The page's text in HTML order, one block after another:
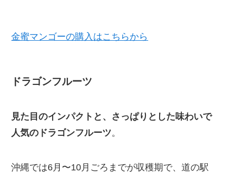
金蜜マンゴーの購入はこちらから
ドラゴンフルーツ
見た目のインパクトと、さっぱりとした味わいで
人気のドラゴンフルーツ。
沖縄では6月〜10月ごろまでが収穫期で、道の駅